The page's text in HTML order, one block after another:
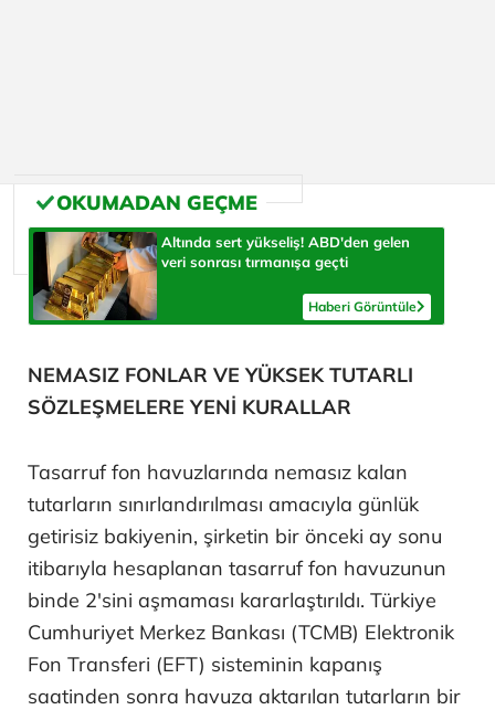
Altında sert yükseliş! ABD'den gelen
veri sonrası tırmanışa geçti
Haberi Görüntüle
NEMASIZ FONLAR VE YÜKSEK TUTARLI
SÖZLEŞMELERE YENİ KURALLAR
Tasarruf fon havuzlarında nemasız kalan
tutarların sınırlandırılması amacıyla günlük
getirisiz bakiyenin, şirketin bir önceki ay sonu
itibarıyla hesaplanan tasarruf fon havuzunun
binde 2'sini aşmaması kararlaştırıldı. Türkiye
Cumhuriyet Merkez Bankası (TCMB) Elektronik
Fon Transferi (EFT) sisteminin kapanış
saatinden sonra havuza aktarılan tutarların bir